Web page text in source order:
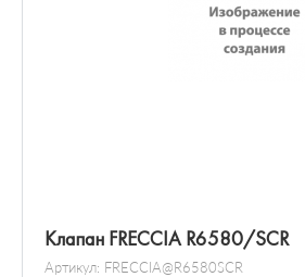
Клапан FRECCIA R6580/SCR
Артикул: FRECCIA@R6580SCR